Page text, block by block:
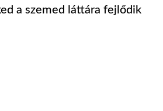
a szemed láttára fejlődik